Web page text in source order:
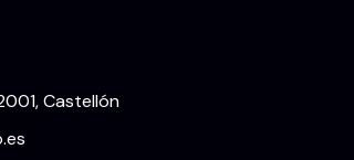
Castellón